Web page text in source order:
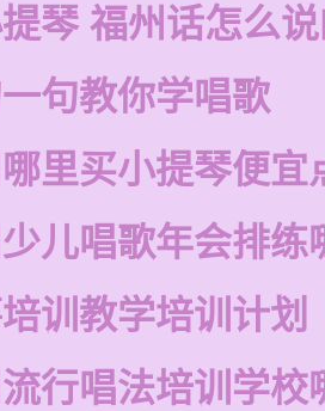
琴 福州话怎么
句教你学唱歌
里买小提琴便宜
儿唱歌年会排练
训教学培训计划
行唱法培训学校